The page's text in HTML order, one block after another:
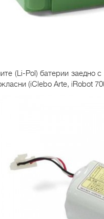
(Li-Pol) батерии заедно
(iClebo Arte, iRobot